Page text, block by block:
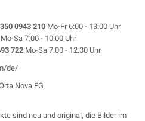
0943 210 Mo-Fr 6:00 - 13:00 Uhr
Mo-Sa 7:00 - 10:00 Uhr
722 Mo-Sa 7:00 - 12:30 Uhr
de/
Nova FG
sind neu und original, die Bilder im